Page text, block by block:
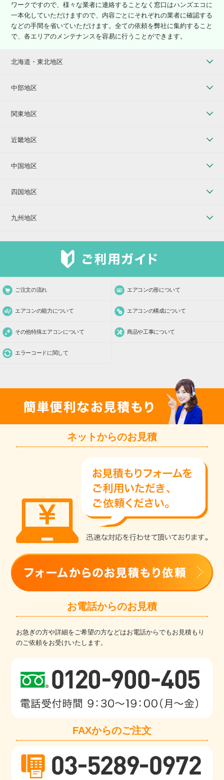
ワークですので、様々な業者に連絡することなく窓口はハンズエコに
一本化していただけますので、内容ごとにそれぞれの業者に確認する
などの手間を省いていただけます。全ての依頼を弊社に集約すること
で、各エリアのメンテナンスを容易に行うことができます。
北海道・東北地区
中部地区
関東地区
近畿地区
中国地区
四国地区
九州地区
ご注文の流れ エアコンの形について
エアコンの能力について エアコンの構成について
その他特殊エアコンについて 商品や工事について
エラーコードに関して
ネットからのお見積
お電話からのお見積
お急ぎの方や詳細をご希望の方などはお電話からでもお見積もり
のご依頼をお受けいたします。
FAXからのご注文